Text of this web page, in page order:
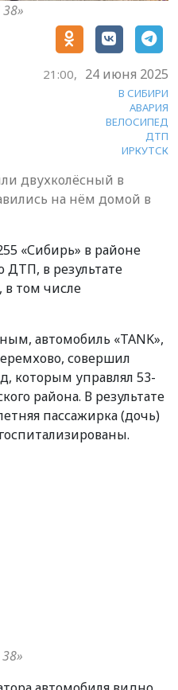
21:00, 24 июня 2025
В СИБИРИ
АВАРИЯ
ВЕЛОСИПЕД
ДТП
ИРКУТСК
двухколёсный в
на нём домой в
«Сибирь» в районе
ДТП, в результате
в том числе
автомобиль «TANK»,
совершил
которым управлял 53-
района. В результате
пассажирка (дочь)